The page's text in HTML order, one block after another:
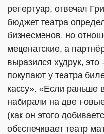
репертуар, отвечал
бюджет театра
бизнесменов, но
меценатские, а
выразился худрук,
покупают у театра
кассу». «Если раньше
набирали на две
(как он этого
обеспечивает театр